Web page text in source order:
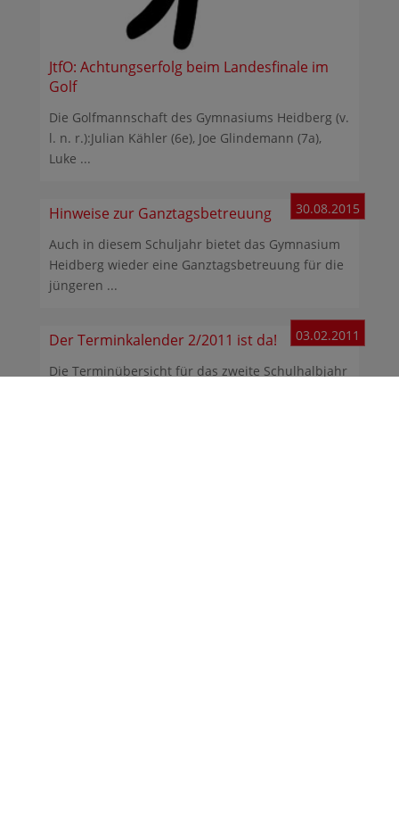
JtfO: Achtungserfolg beim Landesfinale im
Golf
Die Golfmannschaft des Gymnasiums Heidberg (v.
l. n. r.):Julian Kähler (6e), Joe Glindemann (7a),
Luke ...
Hinweise zur Ganztagsbetreuung 30.08.2015
Auch in diesem Schuljahr bietet das Gymnasium
Heidberg wieder eine Ganztagsbetreuung für die
jüngeren ...
Der Terminkalender 2/2011 ist da! 03.02.2011
Die Terminübersicht für das zweite Schulhalbjahr